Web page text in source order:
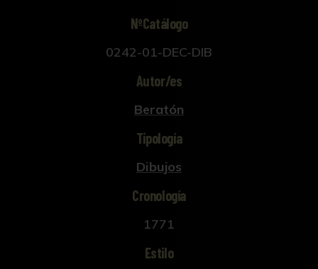
NºCatálogo
0242-01-DEC-DIB
Autor/es
Beratón
Tipología
Dibujos
Cronología
1771
Estilo